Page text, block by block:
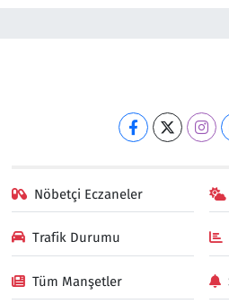
Nöbetçi Eczaneler
Trafik Durumu
Tüm Manşetler